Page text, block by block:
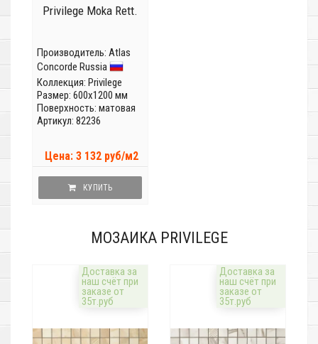
Privilege Moka Rett.
Производитель: Atlas
Concorde Russia
Коллекция: Privilege
Размер: 600x1200 мм
Поверхность: матовая
Артикул: 82236
Цена: 3 132 руб/м2
КУПИТЬ
МОЗАИКА PRIVILEGE
Доставка за
наш счёт при
заказе от
35т.руб
Доставка за
наш счёт при
заказе от
35т.руб